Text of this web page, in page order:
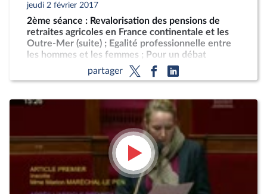
jeudi 2 février 2017
2ème séance : Revalorisation des pensions de
retraites agricoles en France continentale et les
Outre-Mer (suite) ; Egalité professionnelle entre
les hommes et les femmes ; Pour un débat
démocratique sur l'accord économique et
commercial global
partager